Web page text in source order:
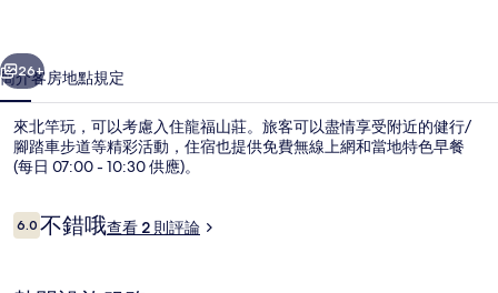
集
個 下一個
26+
簡介客房地點規定
來北竿玩，可以考慮入住龍福山莊。旅客可以盡情享受附近的健行/
腳踏車步道等精彩活動，住宿也提供免費無線上網和當地特色早餐
(每日 07:00 - 10:30 供應)。
評
論
6.06.0 分，滿分 10 分，
不錯哦查看 2 則評論